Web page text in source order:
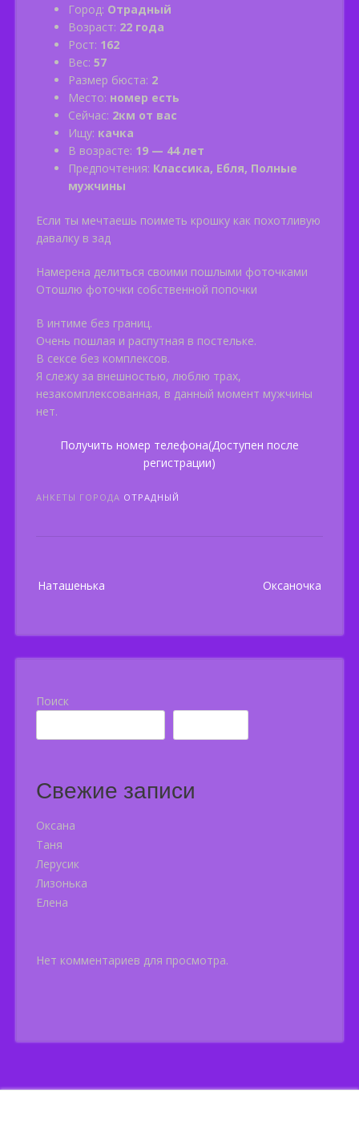
Город: Отрадный
Возраст: 22 года
Рост: 162
Вес: 57
Размер бюста: 2
Место: номер есть
Сейчас: 2км от вас
Ищу: качка
В возрасте: 19 — 44 лет
Предпочтения: Классика, Ебля, Полные
мужчины
Если ты мечтаешь поиметь крошку как похотливую
давалку в зад
Намерена делиться своими пошлыми фоточками
Отошлю фоточки собственной попочки
В интиме без границ.
Очень пошлая и распутная в постельке.
В сексе без комплексов.
Я слежу за внешностью, люблю трах,
незакомплексованная, в данный момент мужчины
нет.
Получить номер телефона(Доступен после
регистрации)
АНКЕТЫ ГОРОДА ОТРАДНЫЙ
navigation
Наташенька Оксаночка
Поиск
Свежие записи
Оксана
Таня
Лерусик
Лизонька
Елена
Нет комментариев для просмотра.